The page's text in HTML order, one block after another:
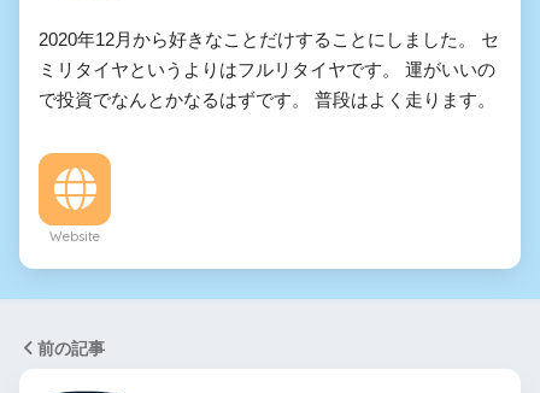
2020年12月から好きなことだけすることにしました。 セ
ミリタイヤというよりはフルリタイヤです。 運がいいの
で投資でなんとかなるはずです。 普段はよく走ります。
Website
前の記事